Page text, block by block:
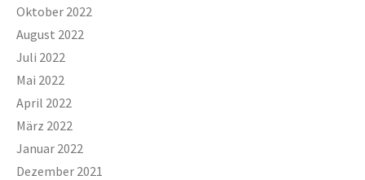
Oktober 2022
August 2022
Juli 2022
Mai 2022
April 2022
März 2022
Januar 2022
Dezember 2021